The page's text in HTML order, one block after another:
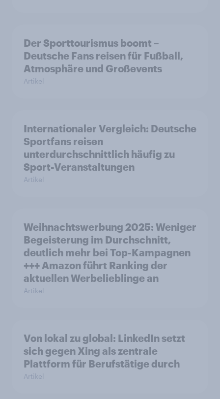
Der Sporttourismus boomt –
Deutsche Fans reisen für Fußball,
Atmosphäre und Großevents
Artikel
Internationaler Vergleich: Deutsche
Sportfans reisen
unterdurchschnittlich häufig zu
Sport-Veranstaltungen
Artikel
Weihnachtswerbung 2025: Weniger
Begeisterung im Durchschnitt,
deutlich mehr bei Top-Kampagnen
+++ Amazon führt Ranking der
aktuellen Werbelieblinge an
Artikel
Von lokal zu global: LinkedIn setzt
sich gegen Xing als zentrale
Plattform für Berufstätige durch
Artikel